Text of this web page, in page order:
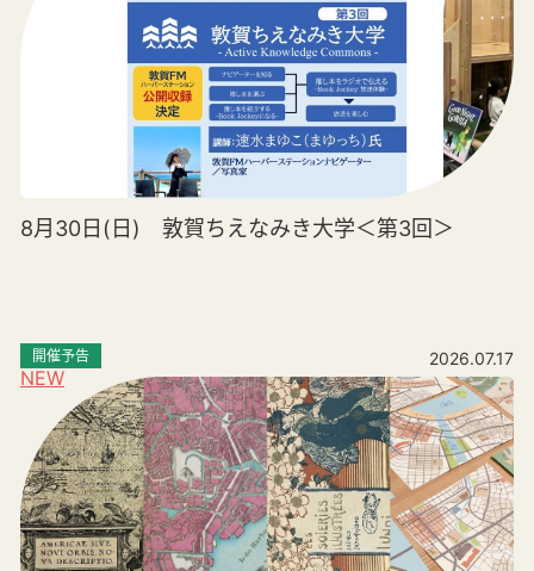
8月30日(日) 敦賀ちえなみき大学＜第3回＞
NEW
開催予告 2026.07.17